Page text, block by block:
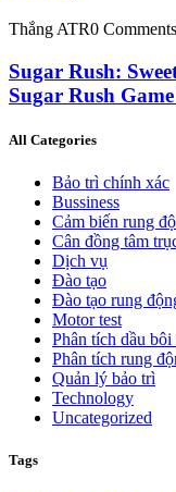
Thắng ATR0 Comments
Sugar Rush:
Sugar Rush
All Categories
Bảo trì chính xác
Bussiness
Cảm biến rung
Cân đồng tâm
Dịch vụ
Đào tạo
Đào tạo rung
Motor test
Phân tích dầu bôi
Phân tích rung
Quản lý bảo trì
Technology
Uncategorized
Tags